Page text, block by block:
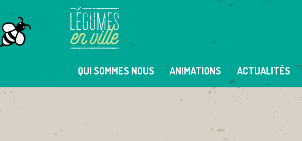
to
content
QUI SOMMES NOUS ANIMATIONS ACTUALITÉS